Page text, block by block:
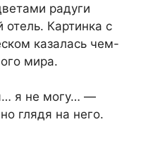
радуги
Картинка с
казалась чем-
мира.
я не могу… —
глядя на него.